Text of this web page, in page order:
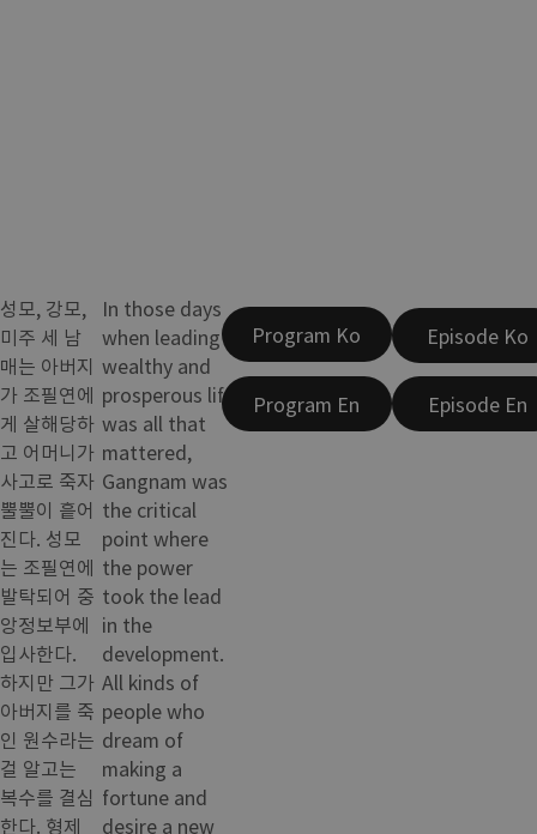
성모, 강모,
미주 세 남
매는 아버지
가 조필연에
게 살해당하
고 어머니가
사고로 죽자
뿔뿔이 흩어
진다. 성모
는 조필연에
발탁되어 중
앙정보부에
입사한다.
하지만 그가
아버지를 죽
인 원수라는
걸 알고는
복수를 결심
한다. 형제
In those days
when leading a
wealthy and
prosperous life
was all that
mattered,
Gangnam was
the critical
point where
the power
took the lead
in the
development.
All kinds of
people who
dream of
making a
fortune and
desire a new
Program Ko
Program En
Episode Ko
Episode En